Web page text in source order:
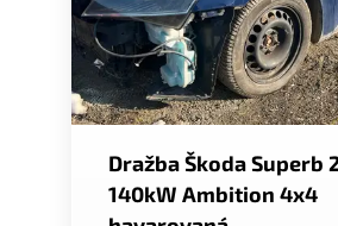
Dražba Škoda Superb
140kW Ambition 4x4